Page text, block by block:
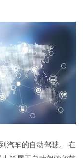
汽车的自动驾驶。 在